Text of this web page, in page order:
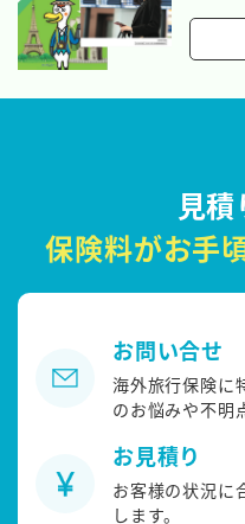
見
保険料がお手
お問い合せ
海外旅行保険に
のお悩みや不明
お見積り
お客様の状況に
します。